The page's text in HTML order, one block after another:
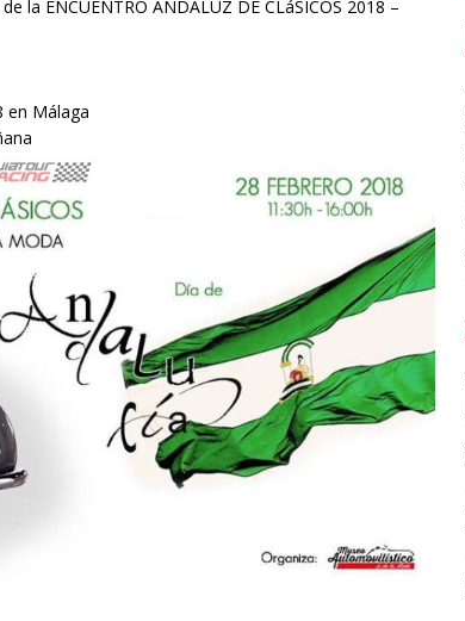
la ENCUENTRO ANDALUZ DE CLáSICOS 2018 –
en Málaga